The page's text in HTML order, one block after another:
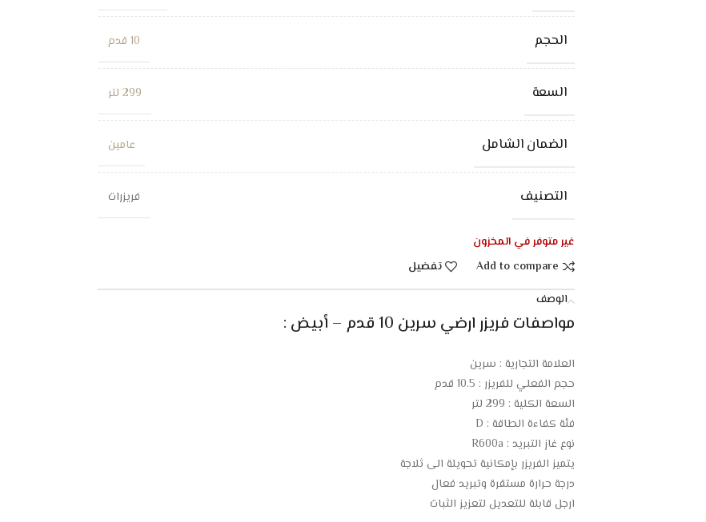
الحجم 10 قدم
السعة 299 لتر
الضمان الشامل عامين
التصنيف فريزرات
غير متوفر في المخزون
Add to compare
تفضيل
الوصف
مواصفات فريزر ارضي سرين 10 قدم – أبيض :
العلامة التجارية : سرين
حجم الفعلي للفريزر : 10.5 قدم
السعة الكلية : 299 لتر
فئة كفاءة الطاقة : D
نوع غاز التبريد : R600a
يتميز الفريزر بإمكانية تحويلة الى ثلاجة
درجة حرارة مستقرة وتبريد فعال
ارجل قابلة للتعديل لتعزيز الثبات